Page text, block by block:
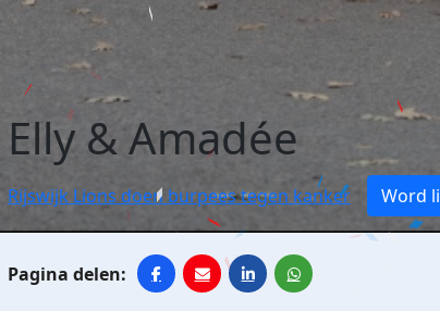
Elly & Amadée
Rijswijk Lions doen burpees tegen kanker Word